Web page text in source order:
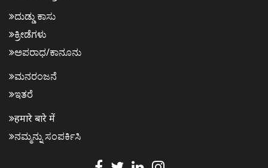
ದುಡ್ಡು ಕಾಸು
ಕ್ರೀಡೆಗಳು
ಅಪರಾಧ/ಕಾನೂನು
ಮನರಂಜನೆ
ಇತರೆ
हमारे बारे में
ನಮ್ಮನ್ನು ಸಂಪರ್ಕಿಸಿ